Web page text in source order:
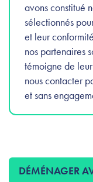
avons constitué
sélectionnés
et leur
nos partenaires
témoigne de
nous contacter
et sans
DÉMÉNAGER